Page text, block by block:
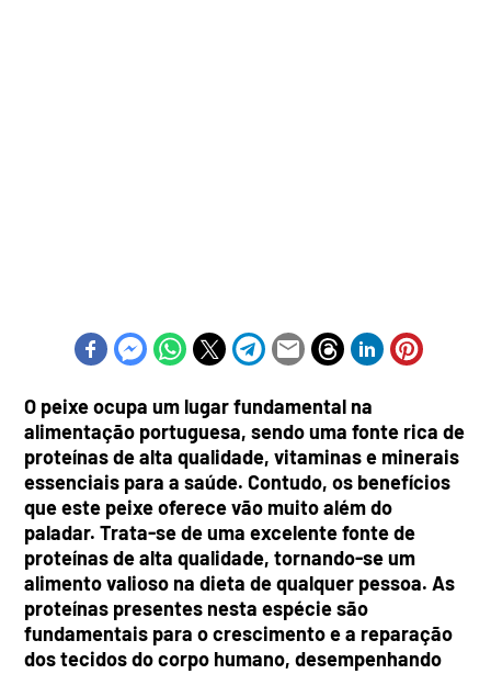
O peixe ocupa um lugar fundamental na
alimentação portuguesa, sendo uma fonte rica de
proteínas de alta qualidade, vitaminas e minerais
essenciais para a saúde. Contudo, os benefícios
que este peixe oferece vão muito além do
paladar. Trata-se de uma excelente fonte de
proteínas de alta qualidade, tornando-se um
alimento valioso na dieta de qualquer pessoa. As
proteínas presentes nesta espécie são
fundamentais para o crescimento e a reparação
dos tecidos do corpo humano, desempenhando